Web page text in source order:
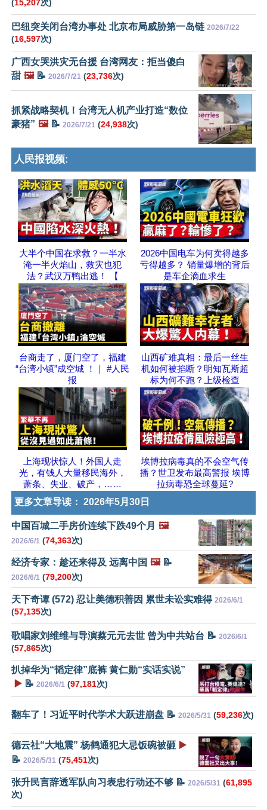
(15,207次)
巴纽突关闭台湾办事处 北京布局威胁第一岛链 2026/7/22
(16,597次)
广西女哭洪灾无台援 台湾网友：拒当傻白
甜 🖼️📝 2026/7/21 (23,736次)
抓紧战略契机！台湾无人机产业打造“数位
豪猪” 🖼️📝 2026/7/21 (24,938次)
人民报视频:
大半个中国在求救？一半水
淹一半火焰山，救灾也犯
法？武汉万鸭出逃！ 【
2026中国电车为何卖得越多
亏得越多？ 销量爆增的背后
是车企滴血求生
台商走了，厦门空了，福建
“台湾小镇”成空城 ！｜ #人民
报
山西矿难真相：最后一丝生
机如何被掐断？明知瓦斯超
标为何不跑？上级检查
上海现状惊人！外国人走
光，有钱人大量移民海外，
萧条、失业、破产，……
埃博拉病毒真的不会空气传
播？世卫发布最高警报 埃博
拉病毒恐全球蔓延?
更多文章导读： 2026年5月30日
中国百城二手房价连续下跌49个月 🖼️
2026/6/1 (74,363次)
经济专家：趁还来得及 远离中国 🖼️📝
2026/6/1 (79,200次)
天下奇谭 (572) 忍让美德积善因 累世未讼实难得 2026/6/1
(57,135次)
歌唱家刘维维与导演蔡元元去世 曾为中共站台 📝 2026/6/1
(57,865次)
扒掉华为“韬定律”底裤 黄仁勋“实话实说”
▶️ 📝 2026/6/1 (97,181次)
翻车了！习近平时代学术大跃进崩盘 📝 2026/5/31 (59,236次)
德云社“大地震” 杨鹤通犯大忌饭碗被砸 ▶️
📝 2026/5/31 (75,451次)
张升民言辞透军队向习表忠行动还不够 📝 2026/5/31 (61,895
次)